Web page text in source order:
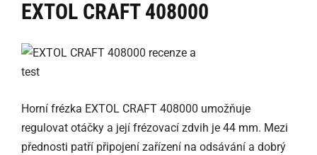
EXTOL CRAFT 408000
Horní frézka EXTOL CRAFT 408000 umožňuje
regulovat otáčky a její frézovací zdvih je 44 mm. Mezi
přednosti patří připojení zařízení na odsávání a dobrý